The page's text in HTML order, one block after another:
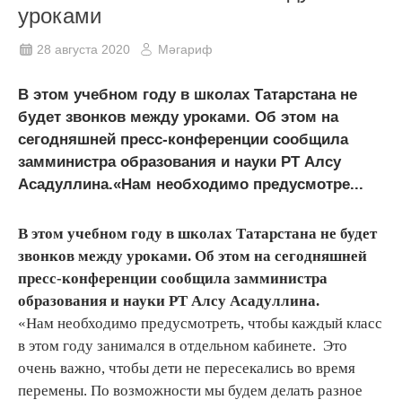
уроками
28 августа 2020 Мәгариф
В этом учебном году в школах Татарстана не
будет звонков между уроками. Об этом на
сегодняшней пресс-конференции сообщила
замминистра образования и науки РТ Алсу
Асадуллина.«Нам необходимо предусмотре...
В этом учебном году в школах Татарстана не будет
звонков между уроками. Об этом на сегодняшней
пресс-конференции сообщила замминистра
образования и науки РТ Алсу Асадуллина.
«Нам необходимо предусмотреть, чтобы каждый класс
в этом году занимался в отдельном кабинете. Это
очень важно, чтобы дети не пересекались во время
перемены. По возможности мы будем делать разное